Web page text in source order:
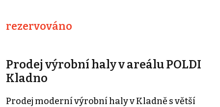
rezervováno
Prodej výrobní haly v areálu POLDI
Kladno
Prodej moderní výrobní haly v Kladně s větší